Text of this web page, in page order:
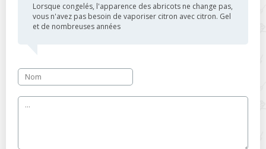
Lorsque congelés, l'apparence des abricots ne change pas,
vous n'avez pas besoin de vaporiser citron avec citron. Gel
et de nombreuses années